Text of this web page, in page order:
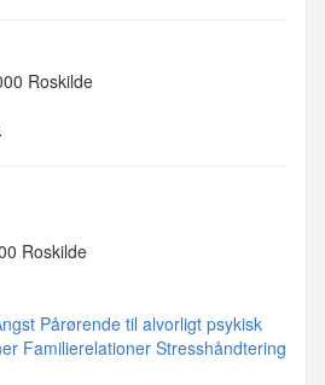
Roskilde
Roskilde
Pårørende til alvorligt psykisk
Familierelationer Stresshåndtering